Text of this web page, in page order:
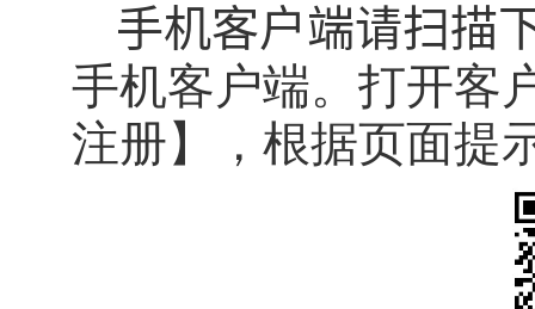
手机客户端请扫描
手机客户端。打开客
注册】，根据页面提